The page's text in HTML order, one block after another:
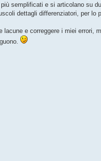
semplificati e si articolano su
dettagli differenziatori, per lo
e correggere i miei errori,